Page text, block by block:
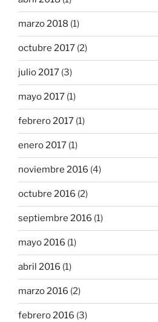
marzo 2018 (1)
octubre 2017 (2)
julio 2017 (3)
mayo 2017 (1)
febrero 2017 (1)
enero 2017 (1)
noviembre 2016 (4)
octubre 2016 (2)
septiembre 2016 (1)
mayo 2016 (1)
abril 2016 (1)
marzo 2016 (2)
febrero 2016 (3)